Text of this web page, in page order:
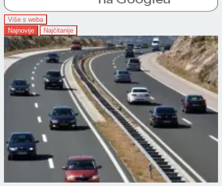
Više s weba
Najnovije
Najčitanije